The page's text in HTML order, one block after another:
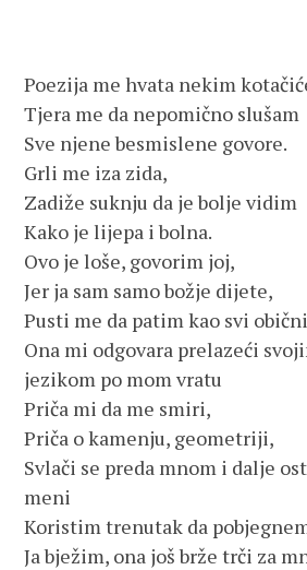
Poezija me hvata nekim
Tjera me da nepomično slušam
Sve njene besmislene govore.
Grli me iza zida,
Zadiže suknju da je bolje vidim
Kako je lijepa i bolna.
Ovo je loše, govorim joj,
Jer ja sam samo božje dijete,
Pusti me da patim kao svi
Ona mi odgovara prelazeći
jezikom po mom vratu
Priča mi da me smiri,
Priča o kamenju, geometriji,
Svlači se preda mnom i dalje
meni
Koristim trenutak da
Ja bježim, ona još brže trči za